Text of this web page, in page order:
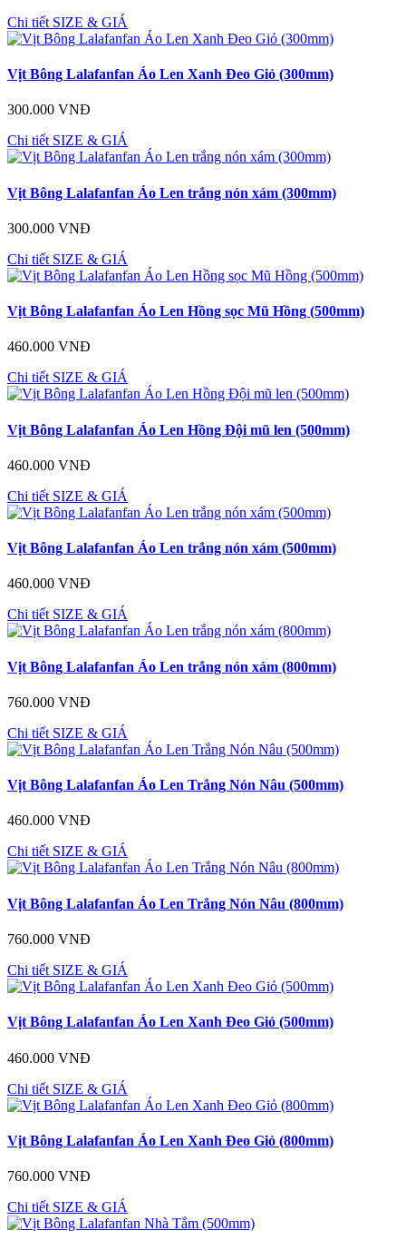
Chi tiết SIZE & GIÁ
Vịt Bông Lalafanfan Áo Len Xanh Đeo Giỏ (300mm)
300.000 VNĐ
Chi tiết SIZE & GIÁ
Vịt Bông Lalafanfan Áo Len trắng nón xám (300mm)
300.000 VNĐ
Chi tiết SIZE & GIÁ
Vịt Bông Lalafanfan Áo Len Hồng sọc Mũ Hồng (500mm)
460.000 VNĐ
Chi tiết SIZE & GIÁ
Vịt Bông Lalafanfan Áo Len Hồng Đội mũ len (500mm)
460.000 VNĐ
Chi tiết SIZE & GIÁ
Vịt Bông Lalafanfan Áo Len trắng nón xám (500mm)
460.000 VNĐ
Chi tiết SIZE & GIÁ
Vịt Bông Lalafanfan Áo Len trắng nón xám (800mm)
760.000 VNĐ
Chi tiết SIZE & GIÁ
Vịt Bông Lalafanfan Áo Len Trắng Nón Nâu (500mm)
460.000 VNĐ
Chi tiết SIZE & GIÁ
Vịt Bông Lalafanfan Áo Len Trắng Nón Nâu (800mm)
760.000 VNĐ
Chi tiết SIZE & GIÁ
Vịt Bông Lalafanfan Áo Len Xanh Đeo Giỏ (500mm)
460.000 VNĐ
Chi tiết SIZE & GIÁ
Vịt Bông Lalafanfan Áo Len Xanh Đeo Giỏ (800mm)
760.000 VNĐ
Chi tiết SIZE & GIÁ